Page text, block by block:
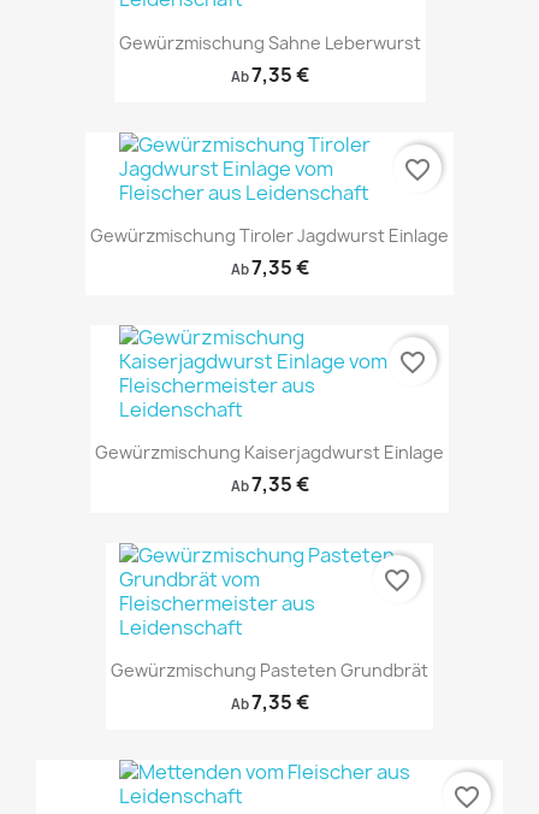
Gewürzmischung Sahne Leberwurst
Ab7,35 €
Gewürzmischung Tiroler Jagdwurst Einlage
Ab7,35 €
favorite_border
Gewürzmischung Kaiserjagdwurst Einlage
Ab7,35 €
favorite_border
Gewürzmischung Pasteten Grundbrät
Ab7,35 €
favorite_border
favorite_border